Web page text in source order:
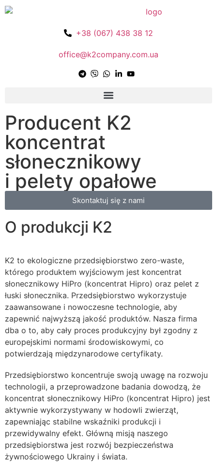
+38 (067) 438 38 12
office@k2company.com.ua
Producent K2
koncentrat
słonecznikowy
i pelety opałowe
Skontaktuj się z nami
O produkcji K2
K2 to ekologiczne przedsiębiorstwo zero-waste,
którego produktem wyjściowym jest koncentrat
słonecznikowy HiPro (koncentrat Hipro) oraz pelet z
łuski słonecznika. Przedsiębiorstwo wykorzystuje
zaawansowane i nowoczesne technologie, aby
zapewnić najwyższą jakość produktów. Nasza firma
dba o to, aby cały proces produkcyjny był zgodny z
europejskimi normami środowiskowymi, co
potwierdzają międzynarodowe certyfikaty.
Przedsiębiorstwo koncentruje swoją uwagę na rozwoju
technologii, a przeprowadzone badania dowodzą, że
koncentrat słonecznikowy HiPro (koncentrat Hipro) jest
aktywnie wykorzystywany w hodowli zwierząt,
zapewniając stabilne wskaźniki produkcji i
przewidywalny efekt. Główną misją naszego
przedsiębiorstwa jest rozwój bezpieczeństwa
żywnościowego Ukrainy i świata.